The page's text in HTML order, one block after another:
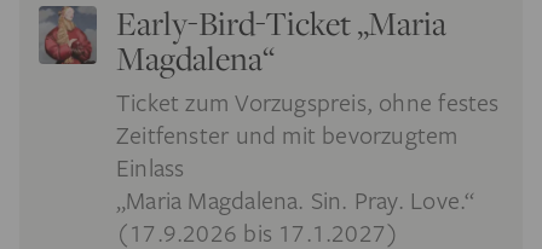
Early-Bird-Ticket „Maria
Magdalena“
Ticket zum Vorzugspreis, ohne festes
Zeitfenster und mit bevorzugtem
Einlass
„Maria Magdalena. Sin. Pray. Love.“
(17.9.2026 bis 17.1.2027)